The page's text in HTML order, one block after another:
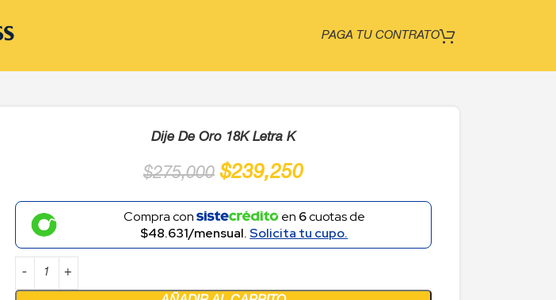
PAGA TU CONTRATO
Dije De Oro 18K Letra K
$275,000 $239,250
Compra con en 6cuotas de
$48.631/mensual.Solicita tu cupo.